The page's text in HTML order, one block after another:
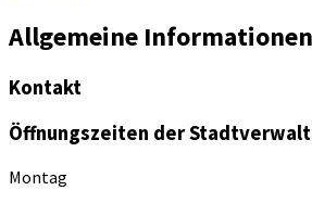
Allgemeine Informationen
Kontakt
Öffnungszeiten der
Montag